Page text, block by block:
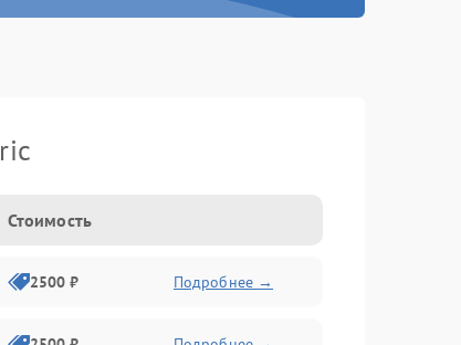
Стоимость
2500 ₽ Подробнее →